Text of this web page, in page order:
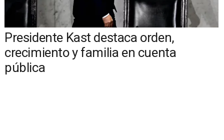
Presidente Kast destaca orden,
crecimiento y familia en cuenta
pública